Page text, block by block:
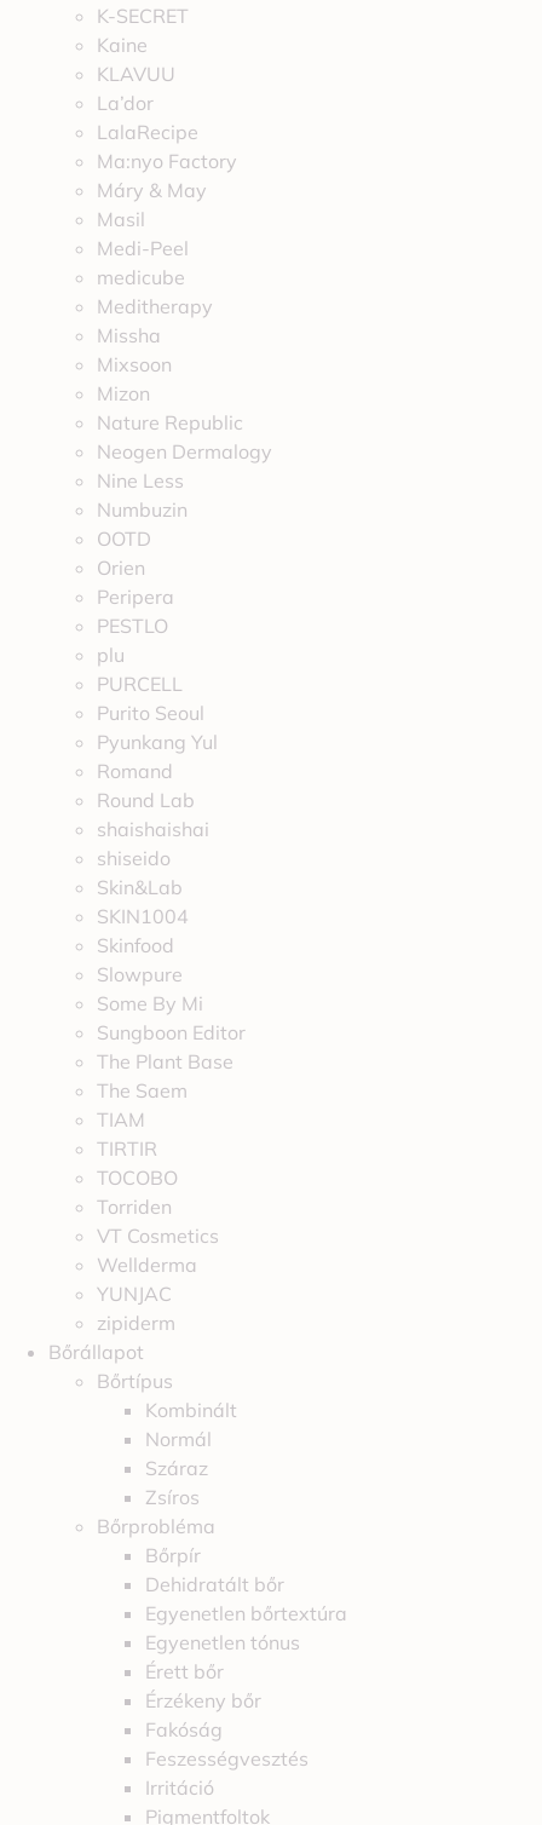
K-SECRET
Kaine
KLAVUU
La’dor
LalaRecipe
Ma:nyo Factory
Máry & May
Masil
Medi-Peel
medicube
Meditherapy
Missha
Mixsoon
Mizon
Nature Republic
Neogen Dermalogy
Nine Less
Numbuzin
OOTD
Orien
Peripera
PESTLO
plu
PURCELL
Purito Seoul
Pyunkang Yul
Romand
Round Lab
shaishaishai
shiseido
Skin&Lab
SKIN1004
Skinfood
Slowpure
Some By Mi
Sungboon Editor
The Plant Base
The Saem
TIAM
TIRTIR
TOCOBO
Torriden
VT Cosmetics
Wellderma
YUNJAC
zipiderm
Bőrállapot
Bőrtípus
Kombinált
Normál
Száraz
Zsíros
Bőrprobléma
Bőrpír
Dehidratált bőr
Egyenetlen bőrtextúra
Egyenetlen tónus
Érett bőr
Érzékeny bőr
Fakóság
Feszességvesztés
Irritáció
Pigmentfoltok